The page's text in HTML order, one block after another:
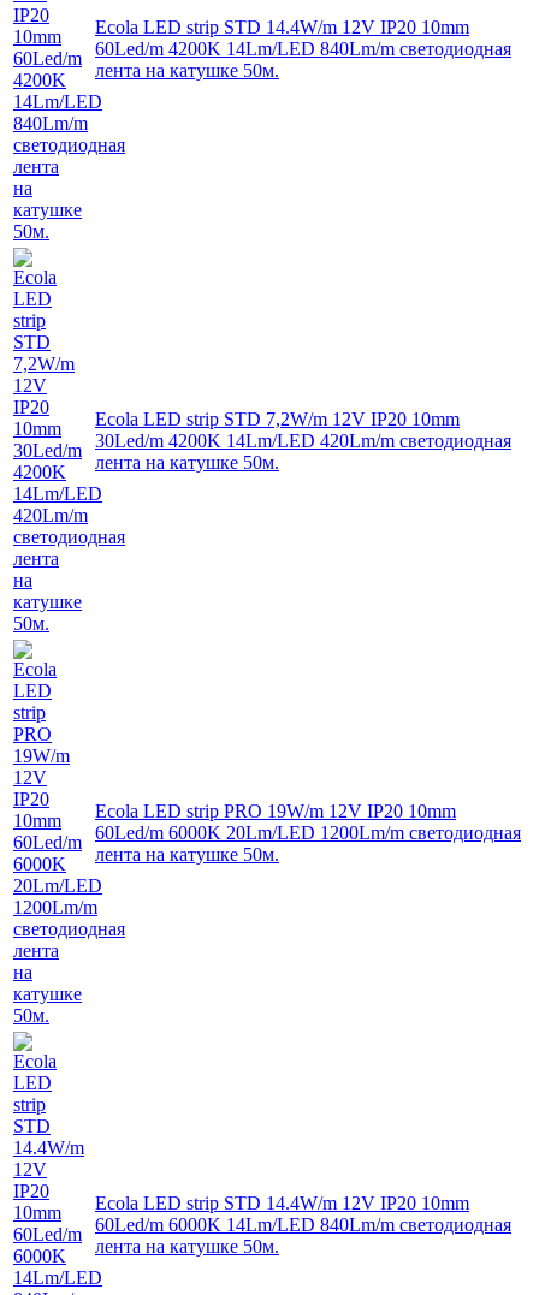
Ecola LED strip STD 14.4W/m 12V IP20 10mm
60Led/m 4200K 14Lm/LED 840Lm/m светодиодная
лента на катушке 50м.
Ecola LED strip STD 7,2W/m 12V IP20 10mm
30Led/m 4200K 14Lm/LED 420Lm/m светодиодная
лента на катушке 50м.
Ecola LED strip PRO 19W/m 12V IP20 10mm
60Led/m 6000K 20Lm/LED 1200Lm/m светодиодная
лента на катушке 50м.
Ecola LED strip STD 14.4W/m 12V IP20 10mm
60Led/m 6000K 14Lm/LED 840Lm/m светодиодная
лента на катушке 50м.